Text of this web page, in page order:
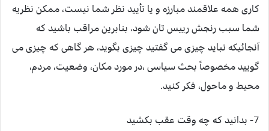
کاری همه علاقمند مبارزه و یا تأیید نظر شما نیست، ممکن نظریه
شما سبب رنجش رییس تان شود، بنابرین مراقب باشید که
آنجائیکه نباید چیزی می گفتید چیزی بگوید، هر گاهی که چیزی می
گویید مخصوصاً بحث سیاسی ،در مورد مکان، وضعیت، مردم،
محیط و ماحول، فکر کنید.
7- بدانید که چه وقت عقب بکشید